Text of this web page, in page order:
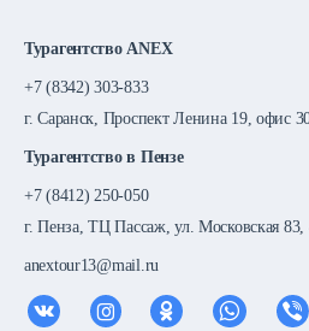
Турагентство ANEX
+7 (8342) 303-833
г. Саранск, Проспект Ленина 19, офис
Турагентство в Пензе
+7 (8412) 250-050
г. Пенза, ТЦ Пассаж, ул. Московская 83,
anextour13@mail.ru